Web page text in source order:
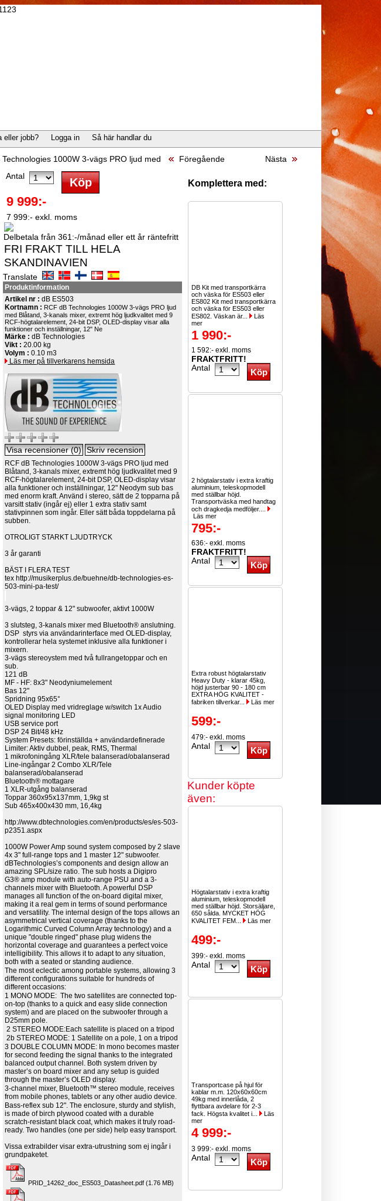
eller jobb? Logga in Så här handlar du
Technologies 1000W 3-vägs PRO ljud med Föregående Nästa
Antal
9 999:-
7 999:- exkl. moms
Delbetala från 361:-/månad eller ett år räntefritt
FRI FRAKT TILL HELA
SKANDINAVIEN
Translate
Produktinformation
Artikel nr :dB ES503
Kortnamn : RCF dB Technologies 1000W 3-vägs PRO ljud
med Blåtand, 3-kanals mixer, extremt hög ljudkvalitet med 9
RCF-högtalarelement, 24-bit DSP, OLED-display visar alla
funktioner och inställningar, 12" Ne
Märke :dB Technologies
Vikt :20.00 kg
Volym :0.10 m3
Läs mer på tillverkarens hemsida
RCF dB Technologies 1000W 3-vägs PRO ljud med
Blåtand, 3-kanals mixer, extremt hög ljudkvalitet med 9
RCF-högtalarelement, 24-bit DSP, OLED-display visar
alla funktioner och inställningar, 12" Neodym sub bas
med enorm kraft. Använd i stereo, sätt de 2 topparna på
varsitt stativ (ingår ej) eller 1 extra stativ samt
stativpinnen som ingår. Eller sätt båda toppdelarna på
subben.
OTROLIGT STARKT LJUDTRYCK
3 år garanti
BÄST I FLERA TEST
tex http://musikerplus.de/buehne/db-technologies-es-
503-mini-pa-test/
3-vägs, 2 toppar & 12" subwoofer, aktivt 1000W
3 slutsteg, 3-kanals mixer med Bluetooth® anslutning.
DSP styrs via användarinterface med OLED-display,
kontrollerar hela systemet inklusive alla funktioner i
mixern.
3-vägs stereoystem med två fullrangetoppar och en
sub.
121 dB
MF - HF: 8x3" Neodyniumelement
Bas 12"
Spridning 95x65°
OLED Display med vridreglage w/switch 1x Audio
signal monitoring LED
USB service port
DSP 24 Bit/48 kHz
System Presets: förinställda + användardefinerade
Limiter: Aktiv dubbel, peak, RMS, Thermal
1 mikrofoningång XLR/tele balanserad/obalanserad
Line-ingångar 2 Combo XLR/Tele
balanserad/obalanserad
Bluetooth® mottagare
1 XLR-utgång balanserad
Toppar 360x95x137mm, 1,9kg st
Sub 465x400x430 mm, 16,4kg
http://www.dbtechnologies.com/en/products/es/es-503-
p2351.aspx
1000W Power Amp sound system composed by 2 slave
4x 3" full-range tops and 1 master 12" subwoofer.
dBTechnologies’s components and design allow an
amazing SPL/size ratio. The sub hosts a Digipro
G3® amp module with auto-range PSU and a 3-
channels mixer with Bluetooth. A powerful DSP
manages all function of the on-board digital mixer,
making it a real gem in terms of sound performance
and versatility. The internal design of the tops allows an
asymmetrical vertical coverage (thanks to the
Logarithmic Curved Column Array technology) and a
unique "double ringed" phase plug widens the
horizontal coverage and guarantees a perfect voice
intelligibility. This allows it to adapt to any situation,
both with a seated or standing audience.
The most eclectic among portable systems, allowing 3
different configurations suitable for hundreds of
different occasions:
1 MONO MODE: The two satellites are connected top-
on-top (thanks to a quick and easy slide connection
system) and are placed on the subwoofer through a
D25mm pole.
2 STEREO MODE:Each satellite is placed on a tripod
2b STEREO MODE: 1 Satellite on a pole, 1 on a tripod
3 DOUBLE COLUMN MODE: In mono becomes master
for second feeding the signal thanks to the integrated
balanced output channel. Both system driven by
master’s on board mixer and any setup is guided
through the master’s OLED display.
3-channel mixer, Bluetooth™ stereo module, receives
from mobile phones, tablets or any other audio device.
Bass-reflex sub 12". The enclosure, sturdy and stylish,
is made of birch plywood coated with a durable
scratch-resistant black coat, which makes it truly road-
ready. Two handles (one per side) help easy transport.
Vissa extrabilder visar extra-utrustning som ej ingår i
grundpaketet.
PRID_14262_doc_ES503_Datasheet.pdf (1.76 MB)
Komplettera med:
DB Kit med transportkärra
och väska för ES503 eller
ES802 Kit med transportkärra
och väska för ES503 eller
ES802. Väskan är...
Läs
mer
1 990:-
1 592:- exkl. moms
FRAKTFRITT!
Antal
2 högtalarstativ i extra kraftig
aluminium, teleskopmodell
med ställbar höjd.
Transportväska med handtag
och dragkedja medföljer....
Läs mer
795:-
636:- exkl. moms
FRAKTFRITT!
Antal
Extra robust högtalarstativ
Heavy Duty - klarar 45kg,
höjd justerbar 90 - 180 cm
EXTRA HÖG KVALITET -
fabriken tillverkar...
Läs mer
599:-
479:- exkl. moms
Antal
Kunder köpte
även:
Högtalarstativ i extra kraftig
aluminium, teleskopmodell
med ställbar höjd. Storsäljare,
650 sålda. MYCKET HÖG
KVALITET FEM...
Läs mer
499:-
399:- exkl. moms
Antal
Transportcase på hjul för
kablar m.m. 120x60x60cm
49kg med innerlåda, 2
flyttbara avdelare för 2-3
fack. Högsta kvalitet i...
Läs
mer
4 999:-
3 999:- exkl. moms
Antal